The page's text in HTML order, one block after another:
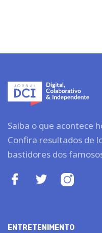
Saiba o que acontece
Confira resultados de
bastidores dos
ENTRETENIMENTO